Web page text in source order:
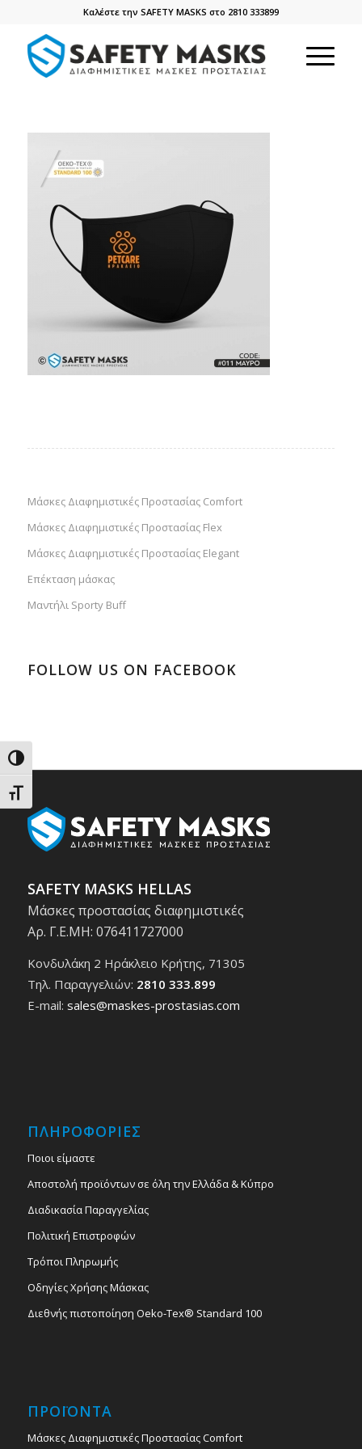
Εναλλαγή Υψηλής Αντίθεσης
Εναλλαγή Μεγέθους Γραμμάτων
Καλέστε την SAFETY MASKS στο 2810 333899
Μάσκες Διαφημιστικές Προστασίας Comfort
Μάσκες Διαφημιστικές Προστασίας Flex
Μάσκες Διαφημιστικές Προστασίας Elegant
Επέκταση μάσκας
Μαντήλι Sporty Buff
FOLLOW US ON FACEBOOK
SAFETY MASKS HELLAS
Μάσκες προστασίας διαφημιστικές
Αρ. Γ.Ε.ΜΗ: 076411727000
Κονδυλάκη 2 Ηράκλειο Κρήτης, 71305
Τηλ. Παραγγελιών: 2810 333.899
E-mail: sales@maskes-prostasias.com
ΠΛΗΡΟΦΟΡΙΕΣ
Ποιοι είμαστε
Αποστολή προϊόντων σε όλη την Ελλάδα & Κύπρο
Διαδικασία Παραγγελίας
Πολιτική Επιστροφών
Τρόποι Πληρωμής
Οδηγίες Χρήσης Μάσκας
Διεθνής πιστοποίηση Oeko-Tex® Standard 100
ΠΡΟΪΟΝΤΑ
Μάσκες Διαφημιστικές Προστασίας Comfort